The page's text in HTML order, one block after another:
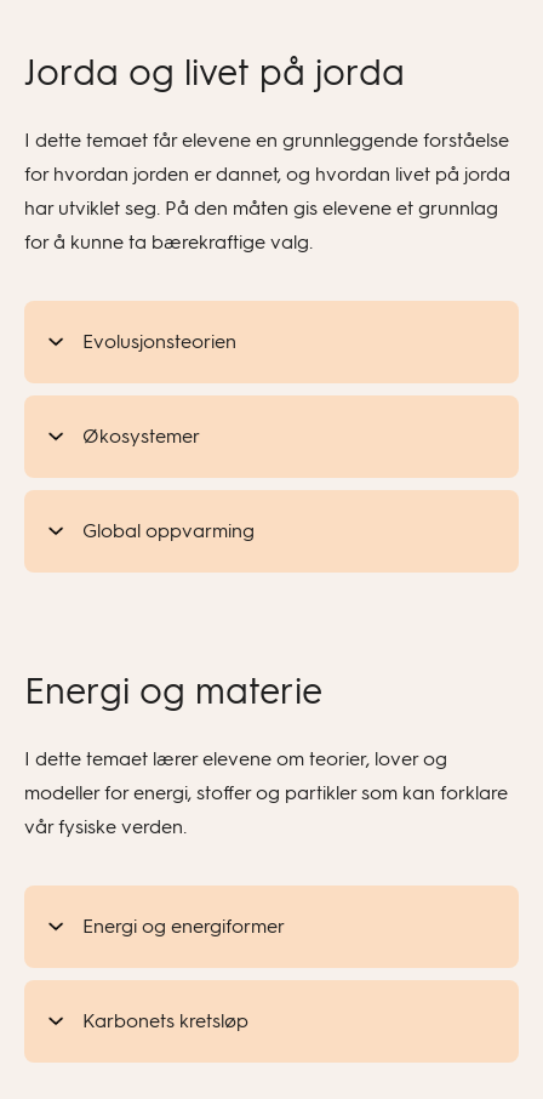
Jorda og livet på jorda
I dette temaet får elevene en grunnleggende forståelse
for hvordan jorden er dannet, og hvordan livet på jorda
har utviklet seg. På den måten gis elevene et grunnlag
for å kunne ta bærekraftige valg.
Evolusjonsteorien
Økosystemer
Global oppvarming
Energi og materie
I dette temaet lærer elevene om teorier, lover og
modeller for energi, stoffer og partikler som kan forklare
vår fysiske verden.
Energi og energiformer
Karbonets kretsløp